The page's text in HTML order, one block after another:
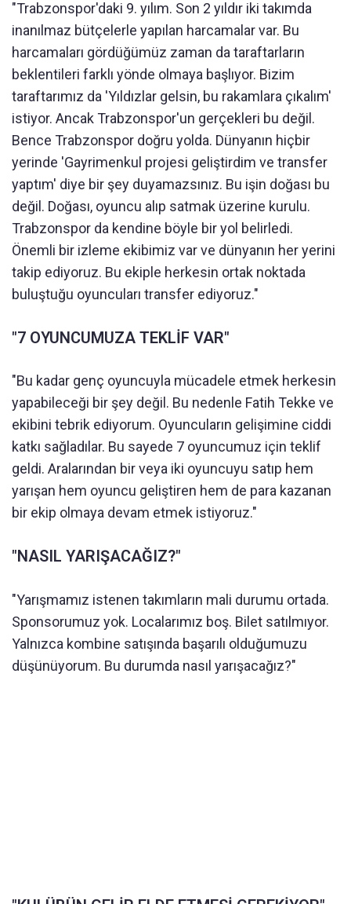
"Trabzonspor'daki 9. yılım. Son 2 yıldır iki takımda
inanılmaz bütçelerle yapılan harcamalar var. Bu
harcamaları gördüğümüz zaman da taraftarların
beklentileri farklı yönde olmaya başlıyor. Bizim
taraftarımız da 'Yıldızlar gelsin, bu rakamlara çıkalım'
istiyor. Ancak Trabzonspor'un gerçekleri bu değil.
Bence Trabzonspor doğru yolda. Dünyanın hiçbir
yerinde 'Gayrimenkul projesi geliştirdim ve transfer
yaptım' diye bir şey duyamazsınız. Bu işin doğası bu
değil. Doğası, oyuncu alıp satmak üzerine kurulu.
Trabzonspor da kendine böyle bir yol belirledi.
Önemli bir izleme ekibimiz var ve dünyanın her yerini
takip ediyoruz. Bu ekiple herkesin ortak noktada
buluştuğu oyuncuları transfer ediyoruz."
"7 OYUNCUMUZA TEKLİF VAR"
"Bu kadar genç oyuncuyla mücadele etmek herkesin
yapabileceği bir şey değil. Bu nedenle Fatih Tekke ve
ekibini tebrik ediyorum. Oyuncuların gelişimine ciddi
katkı sağladılar. Bu sayede 7 oyuncumuz için teklif
geldi. Aralarından bir veya iki oyuncuyu satıp hem
yarışan hem oyuncu geliştiren hem de para kazanan
bir ekip olmaya devam etmek istiyoruz."
"NASIL YARIŞACAĞIZ?"
"Yarışmamız istenen takımların mali durumu ortada.
Sponsorumuz yok. Localarımız boş. Bilet satılmıyor.
Yalnızca kombine satışında başarılı olduğumuzu
düşünüyorum. Bu durumda nasıl yarışacağız?"